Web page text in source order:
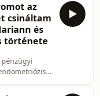
misztikus
is
az
csináltam
és
története